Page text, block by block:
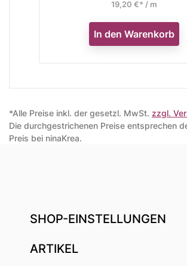
19,20 €* / m
In den Warenkorb
*Alle Preise inkl. der gesetzl. MwSt. zzgl.
Die durchgestrichenen Preise entsprechen
Preis bei ninaKrea.
SHOP-EINSTELLUNGEN
ARTIKEL